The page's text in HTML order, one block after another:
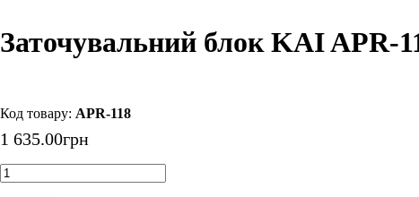
Заточувальний блок KAI APR-
APR-118
1 635.00грн